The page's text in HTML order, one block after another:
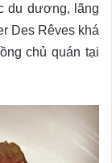
du dương, lãng
Des Rêves khá
chủ quán tại